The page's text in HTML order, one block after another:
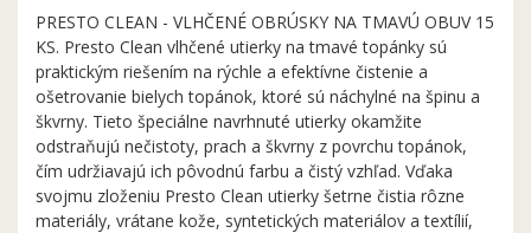
PRESTO CLEAN - VLHČENÉ OBRÚSKY NA TMAVÚ OBUV 15
KS. Presto Clean vlhčené utierky na tmavé topánky sú
praktickým riešením na rýchle a efektívne čistenie a
ošetrovanie bielych topánok, ktoré sú náchylné na špinu a
škvrny. Tieto špeciálne navrhnuté utierky okamžite
odstraňujú nečistoty, prach a škvrny z povrchu topánok,
čím udržiavajú ich pôvodnú farbu a čistý vzhľad. Vďaka
svojmu zloženiu Presto Clean utierky šetrne čistia rôzne
materiály, vrátane kože, syntetických materiálov a textílií,